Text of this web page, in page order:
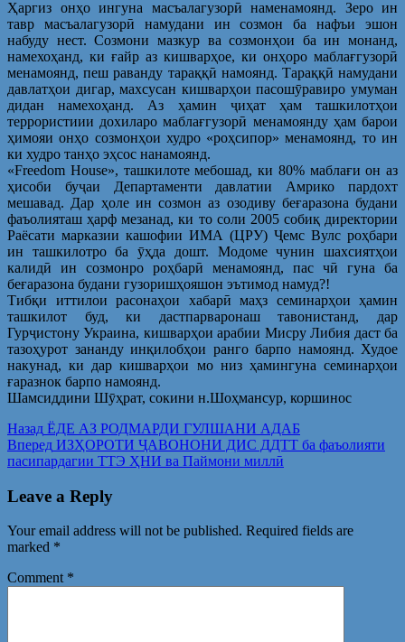
Ҳаргиз онҳо ингуна масъалагузорӣ наменамоянд. Зеро ин
тавр масъалагузорӣ намудани ин созмон ба нафъи эшон
набуду нест. Созмони мазкур ва созмонҳои ба ин монанд,
намехоҳанд, ки ғайр аз кишварҳое, ки онҳоро маблағгузорӣ
менамоянд, пеш раванду тараққӣ намоянд. Тараққӣ намудани
давлатҳои дигар, махсусан кишварҳои пасошӯравиро умуман
дидан намехоҳанд. Аз ҳамин ҷиҳат ҳам ташкилотҳои
террористиии дохиларо маблағгузорӣ менамоянду ҳам барои
ҳимояи онҳо созмонҳои худро «роҳсипор» менамоянд, то ин
ки худро танҳо эҳсос нанамоянд.
«Freedom House», ташкилоте мебошад, ки 80% маблағи он аз
ҳисоби буҷаи Департаменти давлатии Амрико пардохт
мешавад. Дар ҳоле ин созмон аз озодиву беғаразона будани
фаъолияташ ҳарф мезанад, ки то соли 2005 собиқ директории
Раёсати марказии кашофии ИМА (ЦРУ) Ҷемс Вулс роҳбари
ин ташкилотро ба ӯҳда дошт. Модоме чунин шахсиятҳои
калидӣ ин созмонро роҳбарӣ менамоянд, пас чӣ гуна ба
беғаразона будани гузоришҳояшон эътимод намуд?!
Тибқи иттилои расонаҳои хабарӣ маҳз семинарҳои ҳамин
ташкилот буд, ки дастпарваронаш тавонистанд, дар
Гурҷистону Украина, кишварҳои арабии Мисру Либия даст ба
тазоҳурот зананду инқилобҳои ранго барпо намоянд. Худое
накунад, ки дар кишварҳои мо низ ҳамингуна семинарҳои
ғаразнок барпо намоянд.
Шамсиддини Шӯҳрат, сокини н.Шоҳмансур, коршинос
Post
navigation
Назад Предыдущая
запись:
ЁДЕ АЗ РОДМАРДИ ГУЛШАНИ АДАБ
Вперед Следующая
запись:
ИЗҲОРОТИ ҶАВОНОНИ ДИС ДДТТ ба фаъолияти
пасипардагии ТТЭ ҲНИ ва Паймони миллӣ
Leave a Reply
Your email address will not be published. Required fields are
marked *
Comment *